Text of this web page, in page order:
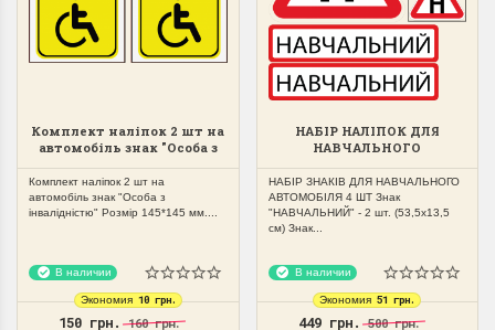
Комплект наліпок 2 шт на
автомобіль знак "Особа з
Комплект наліпок 2 шт на
автомобіль знак "Особа з
інвалідністю" Розмір 145*145 мм....
В наличии
Экономия 10 грн.
150 грн.160 грн.
НАБІР НАЛІПОК ДЛЯ
НАВЧАЛЬНОГО
НАБІР ЗНАКІВ ДЛЯ НАВЧАЛЬНОГО
АВТОМОБІЛЯ 4 ШТ Знак
"НАВЧАЛЬНИЙ" - 2 шт. (53,5х13,5
см) Знак...
В наличии
Экономия 51 грн.
449 грн.500 грн.